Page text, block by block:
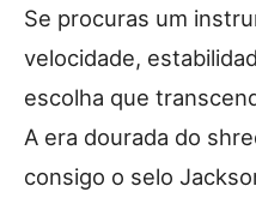
Se procuras um
velocidade,
escolha que
A era dourada do
consigo o selo